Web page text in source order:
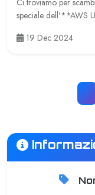
Ci troviamo per
speciale dell'**AWS
19 Dec 2024
1